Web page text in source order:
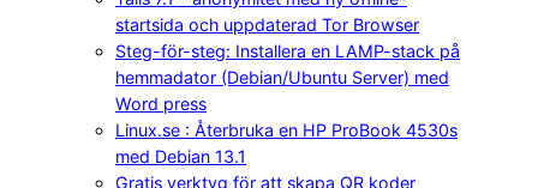
startsida och uppdaterad Tor Browser
Steg-för-steg: Installera en LAMP-stack på
hemmadator (Debian/Ubuntu Server) med
Word press
Linux.se : Återbruka en HP ProBook 4530s
med Debian 13.1
Gratis verktyg för att skapa QR koder